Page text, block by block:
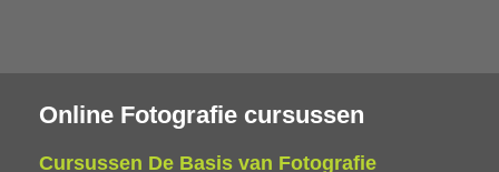
Online Fotografie cursussen
Cursussen De Basis van Fotografie